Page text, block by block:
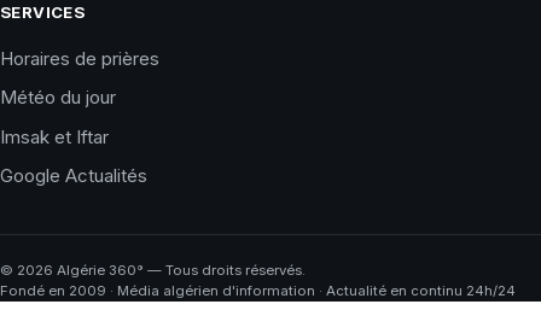
SERVICES
Horaires de prières
Météo du jour
Imsak et Iftar
Google Actualités
© 2026 Algérie 360° — Tous droits réservés.
Fondé en 2009 · Média algérien d'information · Actualité en continu 24h/24